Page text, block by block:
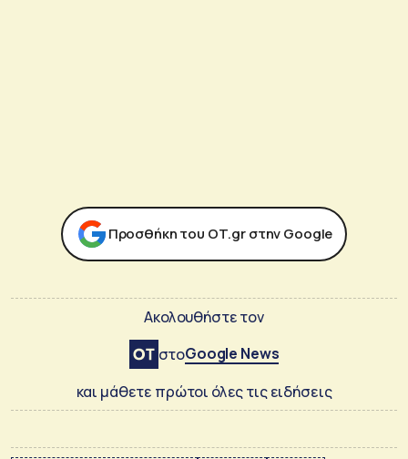
Προσθήκη του ΟΤ.gr στην Google
Ακολουθήστε τον
στοGoogle News
και μάθετε πρώτοι όλες τις ειδήσεις